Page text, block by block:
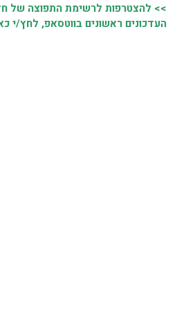
>> להצטרפות לרשימת התפוצה של
העדכונים ראשונים בווטסאפ, לחץ/י